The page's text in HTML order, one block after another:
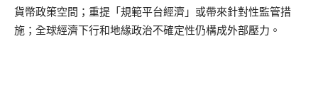
貨幣政策空間；重提「規範平台經濟」或帶來針對性監管措
施；全球經濟下行和地緣政治不確定性仍構成外部壓力。